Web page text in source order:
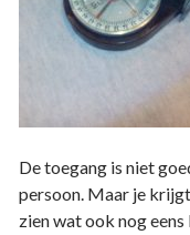
De toegang is niet
persoon. Maar je
zien wat ook nog